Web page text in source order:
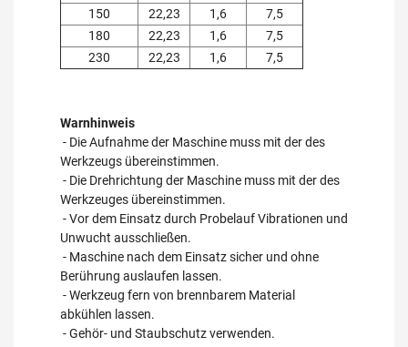
150
22,23 1,6
7,5
180
22,23 1,6
7,5
230
22,23 1,6 7,5
Warnhinweis
- Die Aufnahme der Maschine muss mit der des
Werkzeugs übereinstimmen.
- Die Drehrichtung der Maschine muss mit der des
Werkzeuges übereinstimmen.
- Vor dem Einsatz durch Probelauf Vibrationen und
Unwucht ausschließen.
- Maschine nach dem Einsatz sicher und ohne
Berührung auslaufen lassen.
- Werkzeug fern von brennbarem Material
abkühlen lassen.
- Gehör- und Staubschutz verwenden.